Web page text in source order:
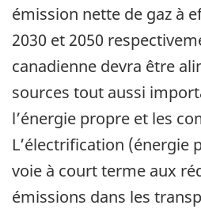
émission nette de gaz à
2030 et 2050
canadienne devra être
sources tout aussi
l’énergie propre et les
L’électrification (énergie
voie à court terme aux
émissions dans les